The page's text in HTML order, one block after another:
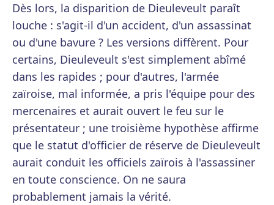
Dès lors, la disparition de Dieuleveult paraît
louche : s'agit-il d'un accident, d'un assassinat
ou d'une bavure ? Les versions diffèrent. Pour
certains, Dieuleveult s'est simplement abîmé
dans les rapides ; pour d'autres, l'armée
zaïroise, mal informée, a pris l'équipe pour des
mercenaires et aurait ouvert le feu sur le
présentateur ; une troisième hypothèse affirme
que le statut d'officier de réserve de Dieuleveult
aurait conduit les officiels zaïrois à l'assassiner
en toute conscience. On ne saura
probablement jamais la vérité.